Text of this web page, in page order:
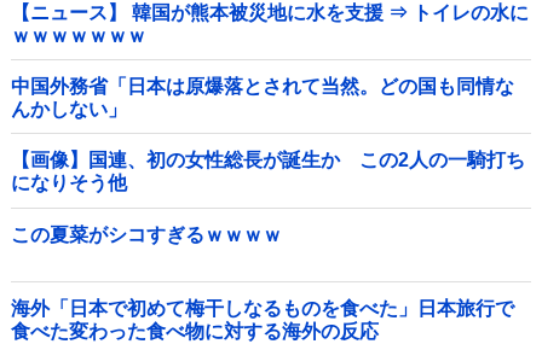
【ニュース】 韓国が熊本被災地に水を支援 ⇒ トイレの水に
ｗｗｗｗｗｗｗ
中国外務省「日本は原爆落とされて当然。どの国も同情な
んかしない」
【画像】国連、初の女性総長が誕生か この2人の一騎打ち
になりそう他
この夏菜がシコすぎるｗｗｗｗ
海外「日本で初めて梅干しなるものを食べた」日本旅行で
食べた変わった食べ物に対する海外の反応